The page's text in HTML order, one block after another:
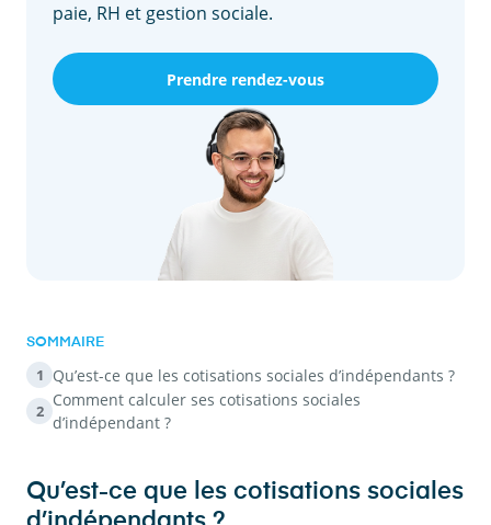
paie, RH et gestion sociale.
Prendre rendez-vous
SOMMAIRE
1 Qu’est-ce que les cotisations sociales d’indépendants ?
2
Comment calculer ses cotisations sociales
d’indépendant ?
Qu’est-ce que les cotisations sociales